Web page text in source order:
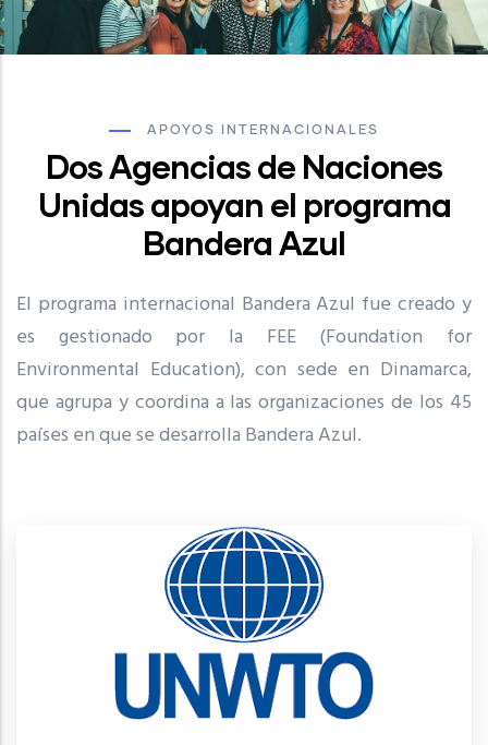
APOYOS INTERNACIONALES
Dos Agencias de Naciones
Unidas apoyan el programa
Bandera Azul
El programa internacional Bandera Azul fue creado y
es gestionado por la FEE (Foundation for
Environmental Education), con sede en Dinamarca,
que agrupa y coordina a las organizaciones de los 45
países en que se desarrolla Bandera Azul.